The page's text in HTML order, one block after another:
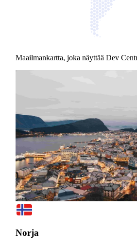
Maailmankartta, joka näyttää Dev
Norja